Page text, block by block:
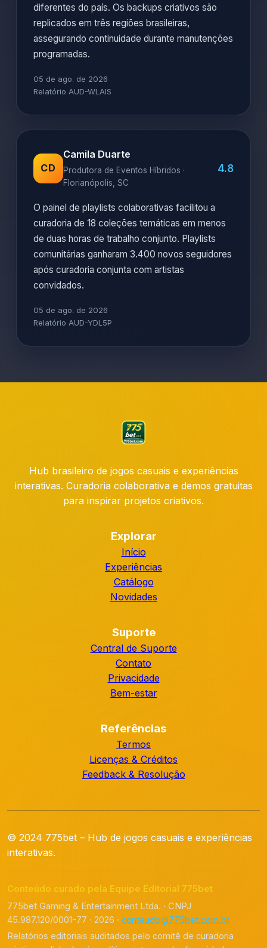
diferentes do país. Os backups criativos são
replicados em três regiões brasileiras,
assegurando continuidade durante manutenções
programadas.
05 de ago. de 2026
Relatório AUD-WLAIS
CD
Camila Duarte
Produtora de Eventos Híbridos ·
Florianópolis, SC
4.8
O painel de playlists colaborativas facilitou a
curadoria de 18 coleções temáticas em menos
de duas horas de trabalho conjunto. Playlists
comunitárias ganharam 3.400 novos seguidores
após curadoria conjunta com artistas
convidados.
05 de ago. de 2026
Relatório AUD-YDL5P
Hub brasileiro de jogos casuais e experiências
interativas. Curadoria colaborativa e demos gratuitas
para inspirar projetos criativos.
Explorar
Início
Experiências
Catálogo
Novidades
Suporte
Central de Suporte
Contato
Privacidade
Bem-estar
Referências
Termos
Licenças & Créditos
Feedback & Resolução
© 2024 775bet – Hub de jogos casuais e experiências
interativas.
Conteúdo curado pela Equipe Editorial 775bet
775bet Gaming & Entertainment Ltda. · CNPJ
45.987.120/0001-77 · 2026 · conteudo@775bet.com.br
Relatórios editoriais auditados pelo comitê de curadoria